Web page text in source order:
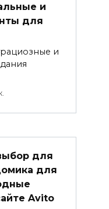
и
для
и
для
для
Avito